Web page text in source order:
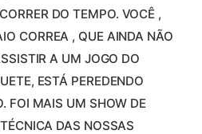
DO TEMPO. VOCÊ ,
CORREA , QUE AINDA NÃO
A UM JOGO DO
ESTÁ PEREDENDO
FOI MAIS UM SHOW DE
DAS NOSSAS